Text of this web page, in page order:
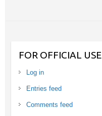
FOR OFFICIAL USE
Log in
Entries feed
Comments feed